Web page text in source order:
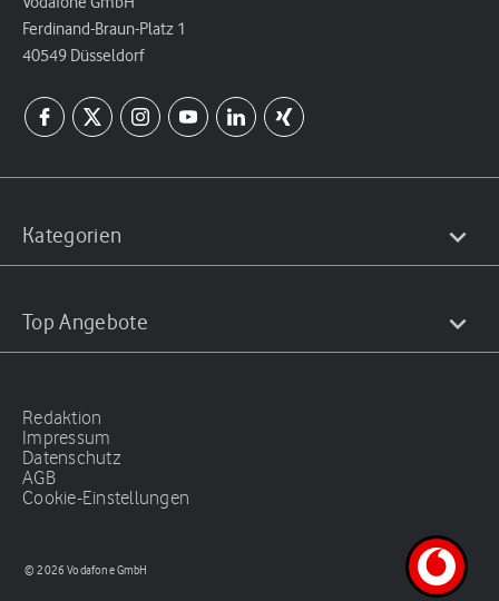
Ferdinand-Braun-Platz 1
40549 Düsseldorf
Kategorien
Top Angebote
Redaktion
Impressum
Datenschutz
AGB
Cookie-Einstellungen
© 2026 Vodafone GmbH